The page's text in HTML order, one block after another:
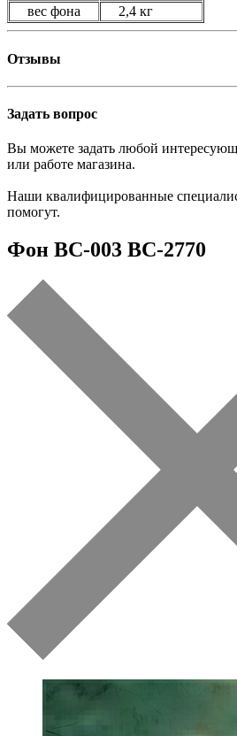
вес фона
2,4 кг
Отзывы
Задать вопрос
Вы можете задать любой
или работе магазина.
Наши квалифицированные
помогут.
Фон BC-003 ВС-2770